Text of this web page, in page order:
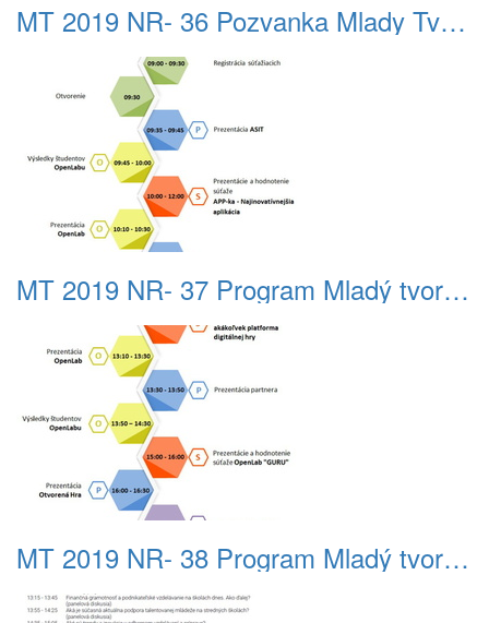
MT 2019 NR- 36 Pozvanka Mlady Tvorca 2019
MT 2019 NR- 37 Program Mladý tvorca 2019 -doobeda
MT 2019 NR- 38 Program Mladý tvorca 2019 -poobede